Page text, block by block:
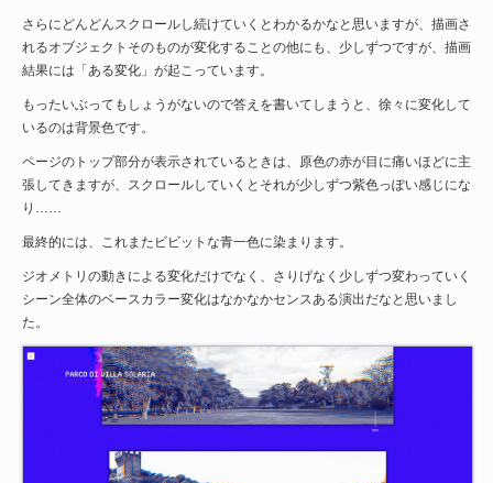
さらにどんどんスクロールし続けていくとわかるかなと思いますが、描画さ
れるオブジェクトそのものが変化することの他にも、少しずつですが、描画
結果には「ある変化」が起こっています。
もったいぶってもしょうがないので答えを書いてしまうと、徐々に変化して
いるのは背景色です。
ページのトップ部分が表示されているときは、原色の赤が目に痛いほどに主
張してきますが、スクロールしていくとそれが少しずつ紫色っぽい感じにな
り……
最終的には、これまたビビットな青一色に染まります。
ジオメトリの動きによる変化だけでなく、さりげなく少しずつ変わっていく
シーン全体のベースカラー変化はなかなかセンスある演出だなと思いまし
た。